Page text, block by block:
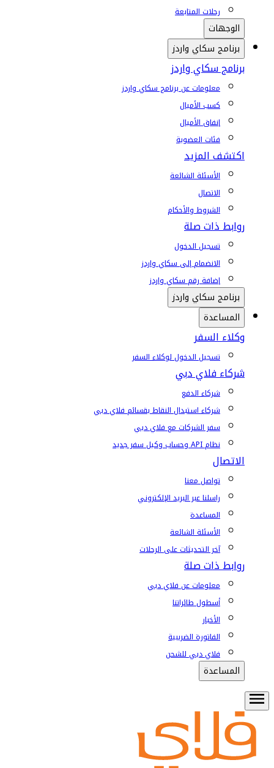
رحلات المتابعة
الوجهات
برنامج سكاي واردز
برنامج سكاي واردز
معلومات عن برنامج سكاي واردز
كسب الأميال
إنفاق الأميال
فئات العضوية
اكتشف المزيد
الأسئلة الشائعة
الاتصال
الشروط والأحكام
روابط ذات صلة
تسجيل الدخول
الانضمام إلى سكاي واردز
إضافة رقم سكاي واردز
برنامج سكاي واردز
المساعدة
وكلاء السفر
تسجيل الدخول لوكلاء السفر
شركاء فلاي دبي
شركاء الدفع
شركاء استبدال النقاط بقسائم فلاي دبي
سفر الشركات مع فلاي دبي
نظام API وحساب وكيل سفر جديد
الاتصال
تواصل معنا
راسلنا عبر البريد الإلكتروني
المساعدة
الأسئلة الشائعة
آخر التحديثات على الرحلات
روابط ذات صلة
معلومات عن فلاي دبي
أسطول طائراتنا
الأخبار
الفاتورة الضريبية
فلاي دبي للشحن
المساعدة